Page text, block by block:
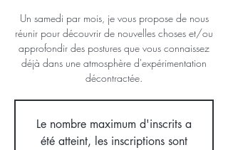
Un samedi par mois, je vous propose de nous
réunir pour découvrir de nouvelles choses et/ou
approfondir des postures que vous connaissez
déjà dans une atmosphère d'expérimentation
décontractée.
Le nombre maximum d'inscrits a
été atteint, les inscriptions sont